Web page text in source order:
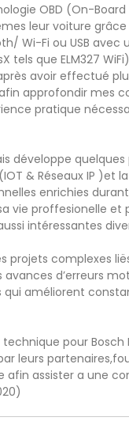
OBD (On-
leur voiture
Wi-Fi ou USB
tels que ELM327
avoir effectué
approfondir mes
pratique
développe
& Réseaux IP )et
enrichies
vie proffesionelle
intéressantes
projets complexes
d’erreurs
qui améliorent
pour
leurs
afin assister a une